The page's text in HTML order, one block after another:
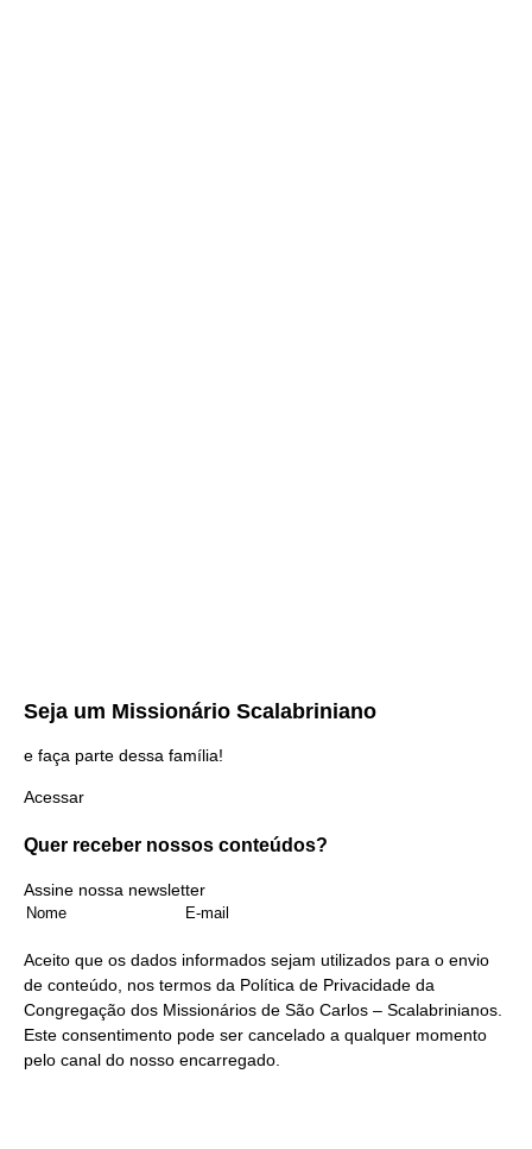
Seja um Missionário Scalabriniano
e faça parte dessa família!
Acessar
Quer receber nossos conteúdos?
Assine nossa newsletter
Aceito que os dados informados sejam utilizados para o envio
de conteúdo, nos termos da Política de Privacidade da
Congregação dos Missionários de São Carlos – Scalabrinianos.
Este consentimento pode ser cancelado a qualquer momento
pelo canal do nosso encarregado.